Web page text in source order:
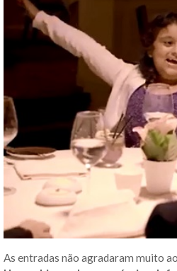
As entradas não agradaram muito